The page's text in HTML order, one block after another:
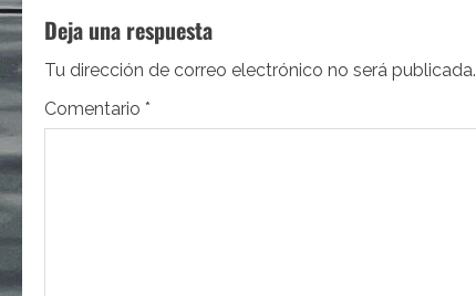
g
a
c
Deja una respuesta
Tu dirección de correo electrónico no será publicada.
Comentario *